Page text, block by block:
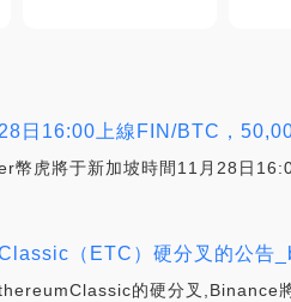
日16:00上線FIN/BTC，
幣虎將于新加坡時間11月28日
（ETC）硬分叉的公告
的硬分叉,Binance